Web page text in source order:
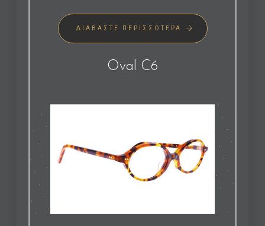
ΔΙΑΒΆΣΤΕ ΠΕΡΙΣΣΌΤΕΡΑ
Oval C6